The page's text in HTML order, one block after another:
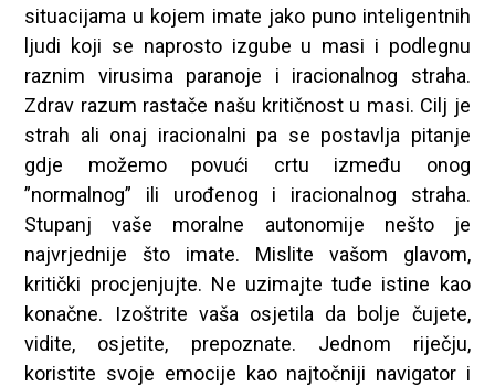
situacijama u kojem imate jako puno inteligentnih
ljudi koji se naprosto izgube u masi i podlegnu
raznim virusima paranoje i iracionalnog straha.
Zdrav razum rastače našu kritičnost u masi. Cilj je
strah ali onaj iracionalni pa se postavlja pitanje
gdje možemo povući crtu između onog
”normalnog” ili urođenog i iracionalnog straha.
Stupanj vaše moralne autonomije nešto je
najvrjednije što imate. Mislite vašom glavom,
kritički procjenjujte. Ne uzimajte tuđe istine kao
konačne. Izoštrite vaša osjetila da bolje čujete,
vidite, osjetite, prepoznate. Jednom riječju,
koristite svoje emocije kao najtočniji navigator i